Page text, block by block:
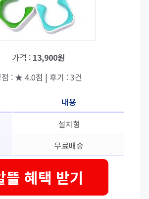
가격 : 13,900원
점 : ★ 4.0점 | 후기 : 3건
내용
설치형
무료배송
뜰 혜택 받기